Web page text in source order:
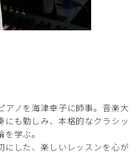
アノを海津幸子に師事。音楽大
にも勤しみ、本格的なクラシッ
学ぶ。
にした、楽しいレッスンを心が